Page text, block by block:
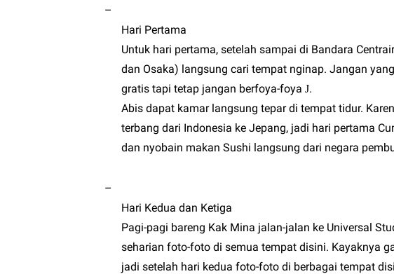
–
Hari Pertama
Untuk hari pertama, setelah sampai di Bandara
dan Osaka) langsung cari tempat nginap. Jangan
gratis tapi tetap jangan berfoya-foyaJ.
Abis dapat kamar langsung tepar di tempat tidur.
terbang dari Indonesia ke Jepang, jadi hari pertama
dan nyobain makan Sushi langsung dari negara
–
Hari Kedua dan Ketiga
Pagi-pagi bareng Kak Mina jalan-jalan ke Universal
seharian foto-foto di semua tempat disini. Kayaknya
jadi setelah hari kedua foto-foto di berbagai tempat